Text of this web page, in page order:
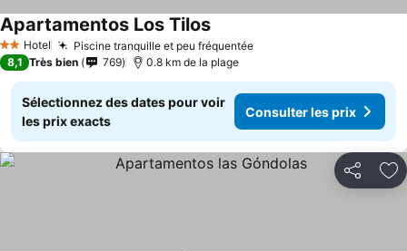
2 Étoiles
Hotel Piscine tranquille et peu fréquentéeConsulter les prix
Apartamentos Los TilosConsulter les prix
8,1 Très bien 769 0.8 km de la plage
Sélectionnez des dates pour voir
les prix exacts
Consulter les prix
Partager